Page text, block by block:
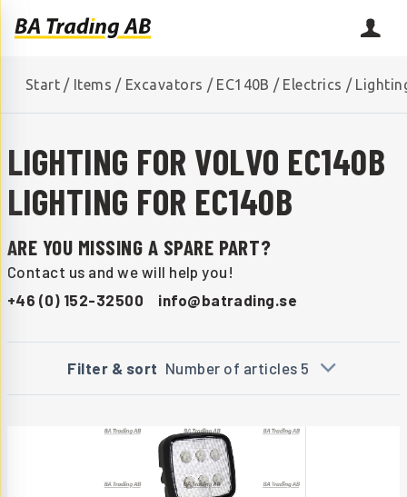
Start / Items / Excavators / EC140B / Electrics /
LIGHTING FOR VOLVO EC140B
LIGHTING FOR EC140B
ARE YOU MISSING A SPARE PART?
Contact us and we will help you!
+46 (0) 152-32500
info@batrading.se
Filter & sort Number of articles 5